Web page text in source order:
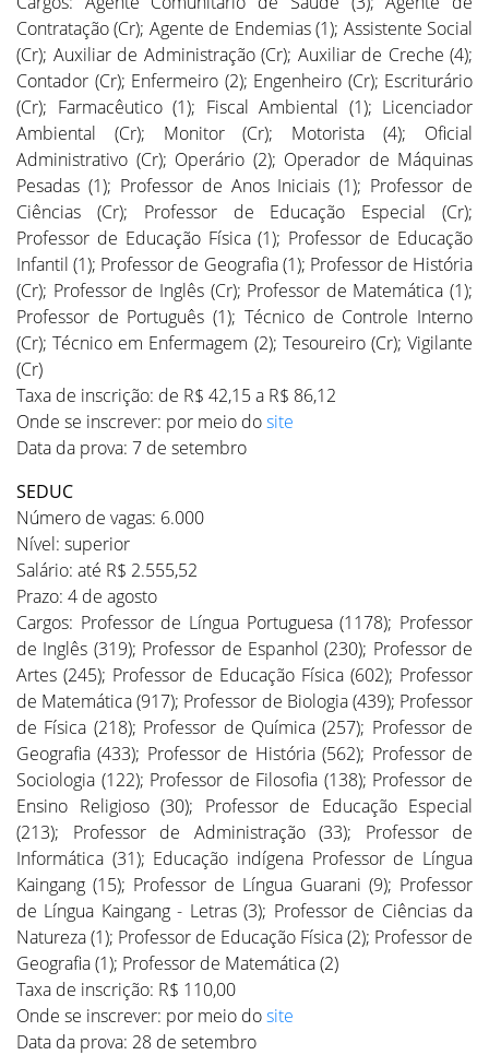
Contratação (Cr); Agente de Endemias (1); Assistente Social
(Cr); Auxiliar de Administração (Cr); Auxiliar de Creche (4);
Contador (Cr); Enfermeiro (2); Engenheiro (Cr); Escriturário
(Cr); Farmacêutico (1); Fiscal Ambiental (1); Licenciador
Ambiental (Cr); Monitor (Cr); Motorista (4); Oficial
Administrativo (Cr); Operário (2); Operador de Máquinas
Pesadas (1); Professor de Anos Iniciais (1); Professor de
Ciências (Cr); Professor de Educação Especial (Cr);
Professor de Educação Física (1); Professor de Educação
Infantil (1); Professor de Geografia (1); Professor de História
(Cr); Professor de Inglês (Cr); Professor de Matemática (1);
Professor de Português (1); Técnico de Controle Interno
(Cr); Técnico em Enfermagem (2); Tesoureiro (Cr); Vigilante
(Cr)
Taxa de inscrição: de R$ 42,15 a R$ 86,12
Onde se inscrever: por meio dosite
Data da prova: 7 de setembro
SEDUC
Número de vagas: 6.000
Nível: superior
Salário: até R$ 2.555,52
Prazo: 4 de agosto
Cargos: Professor de Língua Portuguesa (1178); Professor
de Inglês (319); Professor de Espanhol (230); Professor de
Artes (245); Professor de Educação Física (602); Professor
de Matemática (917); Professor de Biologia (439); Professor
de Física (218); Professor de Química (257); Professor de
Geografia (433); Professor de História (562); Professor de
Sociologia (122); Professor de Filosofia (138); Professor de
Ensino Religioso (30); Professor de Educação Especial
(213); Professor de Administração (33); Professor de
Informática (31); Educação indígena Professor de Língua
Kaingang (15); Professor de Língua Guarani (9); Professor
de Língua Kaingang - Letras (3); Professor de Ciências da
Natureza (1); Professor de Educação Física (2); Professor de
Geografia (1); Professor de Matemática (2)
Taxa de inscrição: R$ 110,00
Onde se inscrever: por meio dosite
Data da prova: 28 de setembro